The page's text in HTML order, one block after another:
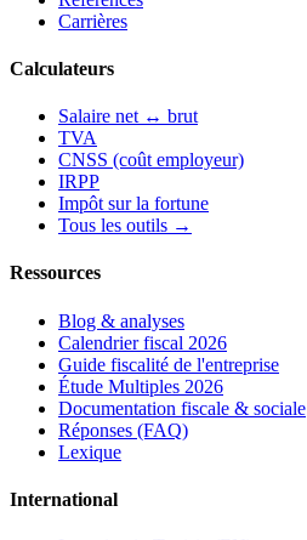
Carrières
Calculateurs
Salaire net ↔ brut
TVA
CNSS (coût employeur)
IRPP
Impôt sur la fortune
Tous les outils →
Ressources
Blog & analyses
Calendrier fiscal 2026
Guide fiscalité de l'entreprise
Étude Multiples 2026
Documentation fiscale & sociale
Réponses (FAQ)
Lexique
International